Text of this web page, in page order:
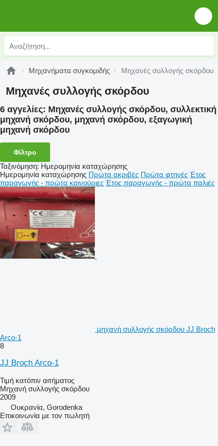
Μηχανήματα συγκομιδής Μηχανές συλλογής σκόρδου
Μηχανές συλλογής σκόρδου
6 αγγελίες: Μηχανές συλλογής σκόρδου, συλλεκτική
μηχανή σκόρδου, μηχανή σκόρδου, εξαγωγική
μηχανή σκόρδου
Φίλτρο
Ταξινόμηση: Ημερομηνία καταχώρησης
Ημερομηνία καταχώρησης Πρώτα ακριβές Πρώτα φτηνές Έτος
παραγωγής - πρώτα καινούριες Έτος παραγωγής - πρώτα παλιές
μηχανή συλλογής σκόρδου JJ Broch
Arco-1
8
JJ Broch Arco-1
Τιμή κατόπιν αιτήματος
Μηχανή συλλογής σκόρδου
2009
Ουκρανία, Gorodenka
Επικοινωνία με τον πωλητή